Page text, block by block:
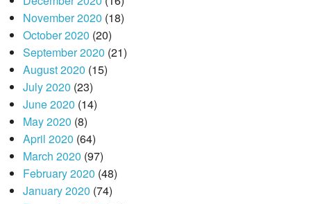
November 2020 (18)
October 2020 (20)
September 2020 (21)
August 2020 (15)
July 2020 (23)
June 2020 (14)
May 2020 (8)
April 2020 (64)
March 2020 (97)
February 2020 (48)
January 2020 (74)